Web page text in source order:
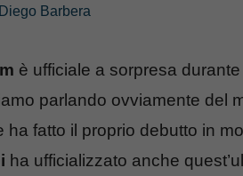
Diego Barbera
è ufficiale a sorpresa
parlando ovviamente del
ha fatto il proprio debutto in
ha ufficializzato anche